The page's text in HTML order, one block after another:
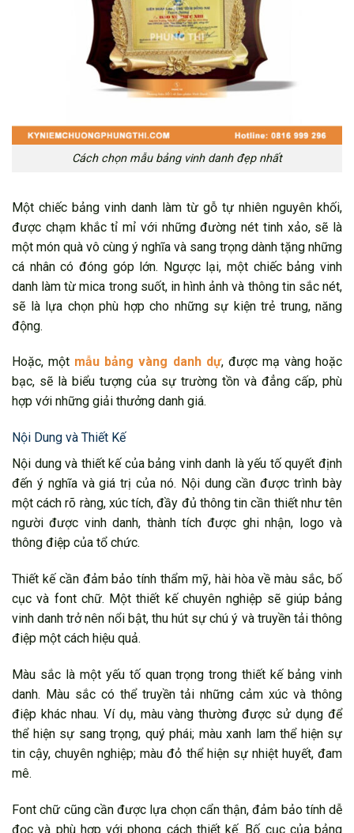
Cách chọn mẫu bảng vinh danh đẹp nhất
Một chiếc bảng vinh danh làm từ gỗ tự nhiên nguyên khối,
được chạm khắc tỉ mỉ với những đường nét tinh xảo, sẽ là
một món quà vô cùng ý nghĩa và sang trọng dành tặng những
cá nhân có đóng góp lớn. Ngược lại, một chiếc bảng vinh
danh làm từ mica trong suốt, in hình ảnh và thông tin sắc nét,
sẽ là lựa chọn phù hợp cho những sự kiện trẻ trung, năng
động.
Hoặc, một mẫu bảng vàng danh dự, được mạ vàng hoặc
bạc, sẽ là biểu tượng của sự trường tồn và đẳng cấp, phù
hợp với những giải thưởng danh giá.
Nội Dung và Thiết Kế
Nội dung và thiết kế của bảng vinh danh là yếu tố quyết định
đến ý nghĩa và giá trị của nó. Nội dung cần được trình bày
một cách rõ ràng, xúc tích, đầy đủ thông tin cần thiết như tên
người được vinh danh, thành tích được ghi nhận, logo và
thông điệp của tổ chức.
Thiết kế cần đảm bảo tính thẩm mỹ, hài hòa về màu sắc, bố
cục và font chữ. Một thiết kế chuyên nghiệp sẽ giúp bảng
vinh danh trở nên nổi bật, thu hút sự chú ý và truyền tải thông
điệp một cách hiệu quả.
Màu sắc là một yếu tố quan trọng trong thiết kế bảng vinh
danh. Màu sắc có thể truyền tải những cảm xúc và thông
điệp khác nhau. Ví dụ, màu vàng thường được sử dụng để
thể hiện sự sang trọng, quý phái; màu xanh lam thể hiện sự
tin cậy, chuyên nghiệp; màu đỏ thể hiện sự nhiệt huyết, đam
mê.
Font chữ cũng cần được lựa chọn cẩn thận, đảm bảo tính dễ
đọc và phù hợp với phong cách thiết kế. Bố cục của bảng